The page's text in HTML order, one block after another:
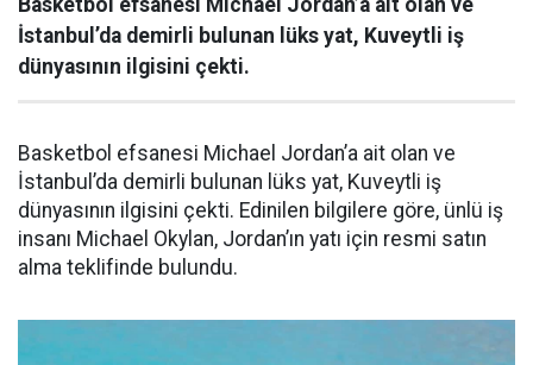
Basketbol efsanesi Michael Jordan’a ait olan ve
İstanbul’da demirli bulunan lüks yat, Kuveytli iş
dünyasının ilgisini çekti.
Basketbol efsanesi Michael Jordan’a ait olan ve
İstanbul’da demirli bulunan lüks yat, Kuveytli iş
dünyasının ilgisini çekti. Edinilen bilgilere göre, ünlü iş
insanı Michael Okylan, Jordan’ın yatı için resmi satın
alma teklifinde bulundu.